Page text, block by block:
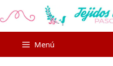
al
Menú